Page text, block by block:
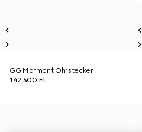
GG Marmont Ohrstecker
142 500 Ft